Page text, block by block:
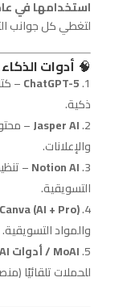
استخدامها في عام
لتغطي كل جوانب
🧠 أدوات
ChatGPT-5
–
ذكية.
Jasper AI
–
والإعلانات.
Notion AI
–
التسويقية.
Canva (AI + Pro)
والمواد التسويقية.
MoAI / أدوات AI مركزة على الإعلانات
للحملات تلقائيًا